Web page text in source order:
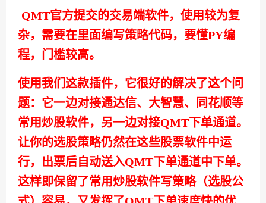
QMT官方提交的交易端软件，使用较为复
杂，需要在里面编写策略代码，要懂PY编
程，门槛较高。
使用我们这款插件，它很好的解决了这个问
题：它一边对接通达信、大智慧、同花顺等
常用炒股软件，另一边对接QMT下单通道。
让你的选股策略仍然在这些股票软件中运
行，出票后自动送入QMT下单通道中下单。
这样即保留了常用炒股软件写策略（选股公